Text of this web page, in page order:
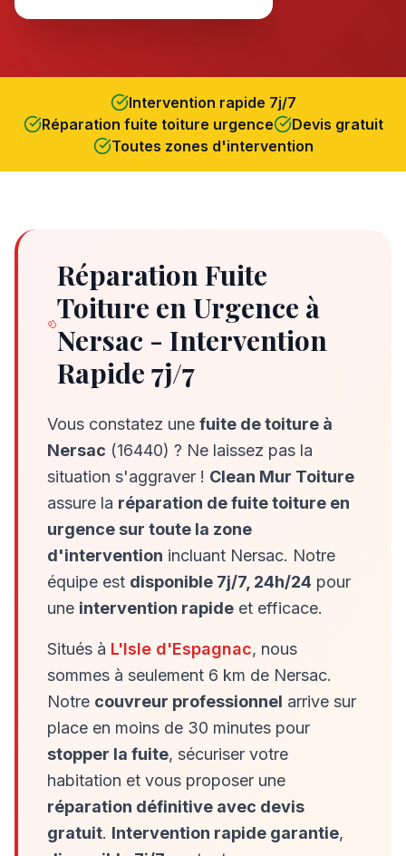
Intervention rapide 7j/7
Réparation fuite toiture urgence
Devis gratuit
Toutes zones d'intervention
Réparation Fuite
Toiture en Urgence à
Nersac - Intervention
Rapide 7j/7
Vous constatez une fuite de toiture à
Nersac (16440) ? Ne laissez pas la
situation s'aggraver ! Clean Mur Toiture
assure la réparation de fuite toiture en
urgence sur toute la zone
d'intervention incluant Nersac. Notre
équipe est disponible 7j/7, 24h/24 pour
une intervention rapide et efficace.
Situés à L'Isle d'Espagnac, nous
sommes à seulement 6 km de Nersac.
Notre couvreur professionnel arrive sur
place en moins de 30 minutes pour
stopper la fuite, sécuriser votre
habitation et vous proposer une
réparation définitive avec devis
gratuit. Intervention rapide garantie,